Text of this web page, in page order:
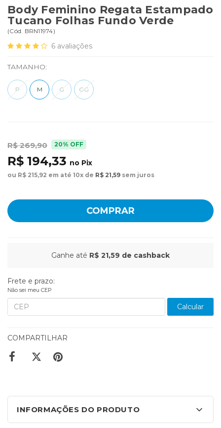
Body Feminino Regata Estampado
Tucano Folhas Fundo Verde
(Cód. BRN11974)
6 avaliações
TAMANHO:
P M G GG
R$ 269,90 20% OFF
R$ 194,33 no Pix
ou R$ 215,92 em até 10x de R$ 21,59 sem juros
COMPRAR
Ganhe até R$ 21,59 de cashback
Frete e prazo:
Não sei meu CEP
Calcular
COMPARTILHAR
INFORMAÇÕES DO PRODUTO